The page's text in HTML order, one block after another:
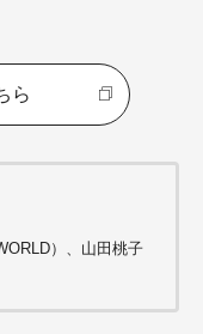
ら
）、山田桃子